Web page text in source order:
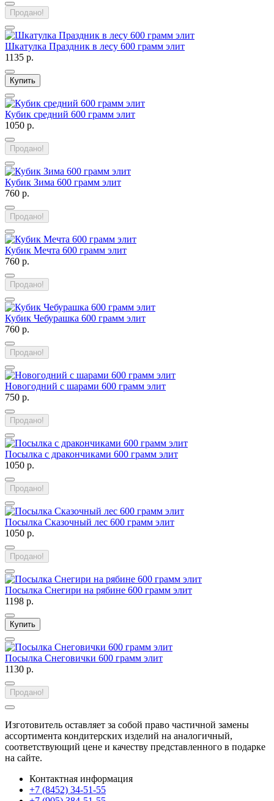
Продано!
Шкатулка Праздник в лесу 600 грамм элит
1135 р.
Купить
Кубик средний 600 грамм элит
1050 р.
Продано!
Кубик Зима 600 грамм элит
760 р.
Продано!
Кубик Мечта 600 грамм элит
760 р.
Продано!
Кубик Чебурашка 600 грамм элит
760 р.
Продано!
Новогодний с шарами 600 грамм элит
750 р.
Продано!
Посылка с дракончиками 600 грамм элит
1050 р.
Продано!
Посылка Сказочный лес 600 грамм элит
1050 р.
Продано!
Посылка Снегири на рябине 600 грамм элит
1198 р.
Купить
Посылка Снеговички 600 грамм элит
1130 р.
Продано!
Изготовитель оставляет за собой право частичной замены
ассортимента кондитерских изделий на аналогичный,
соответствующий цене и качеству представленного в подарке
на сайте.
Контактная информация
+7 (8452) 34-51-55